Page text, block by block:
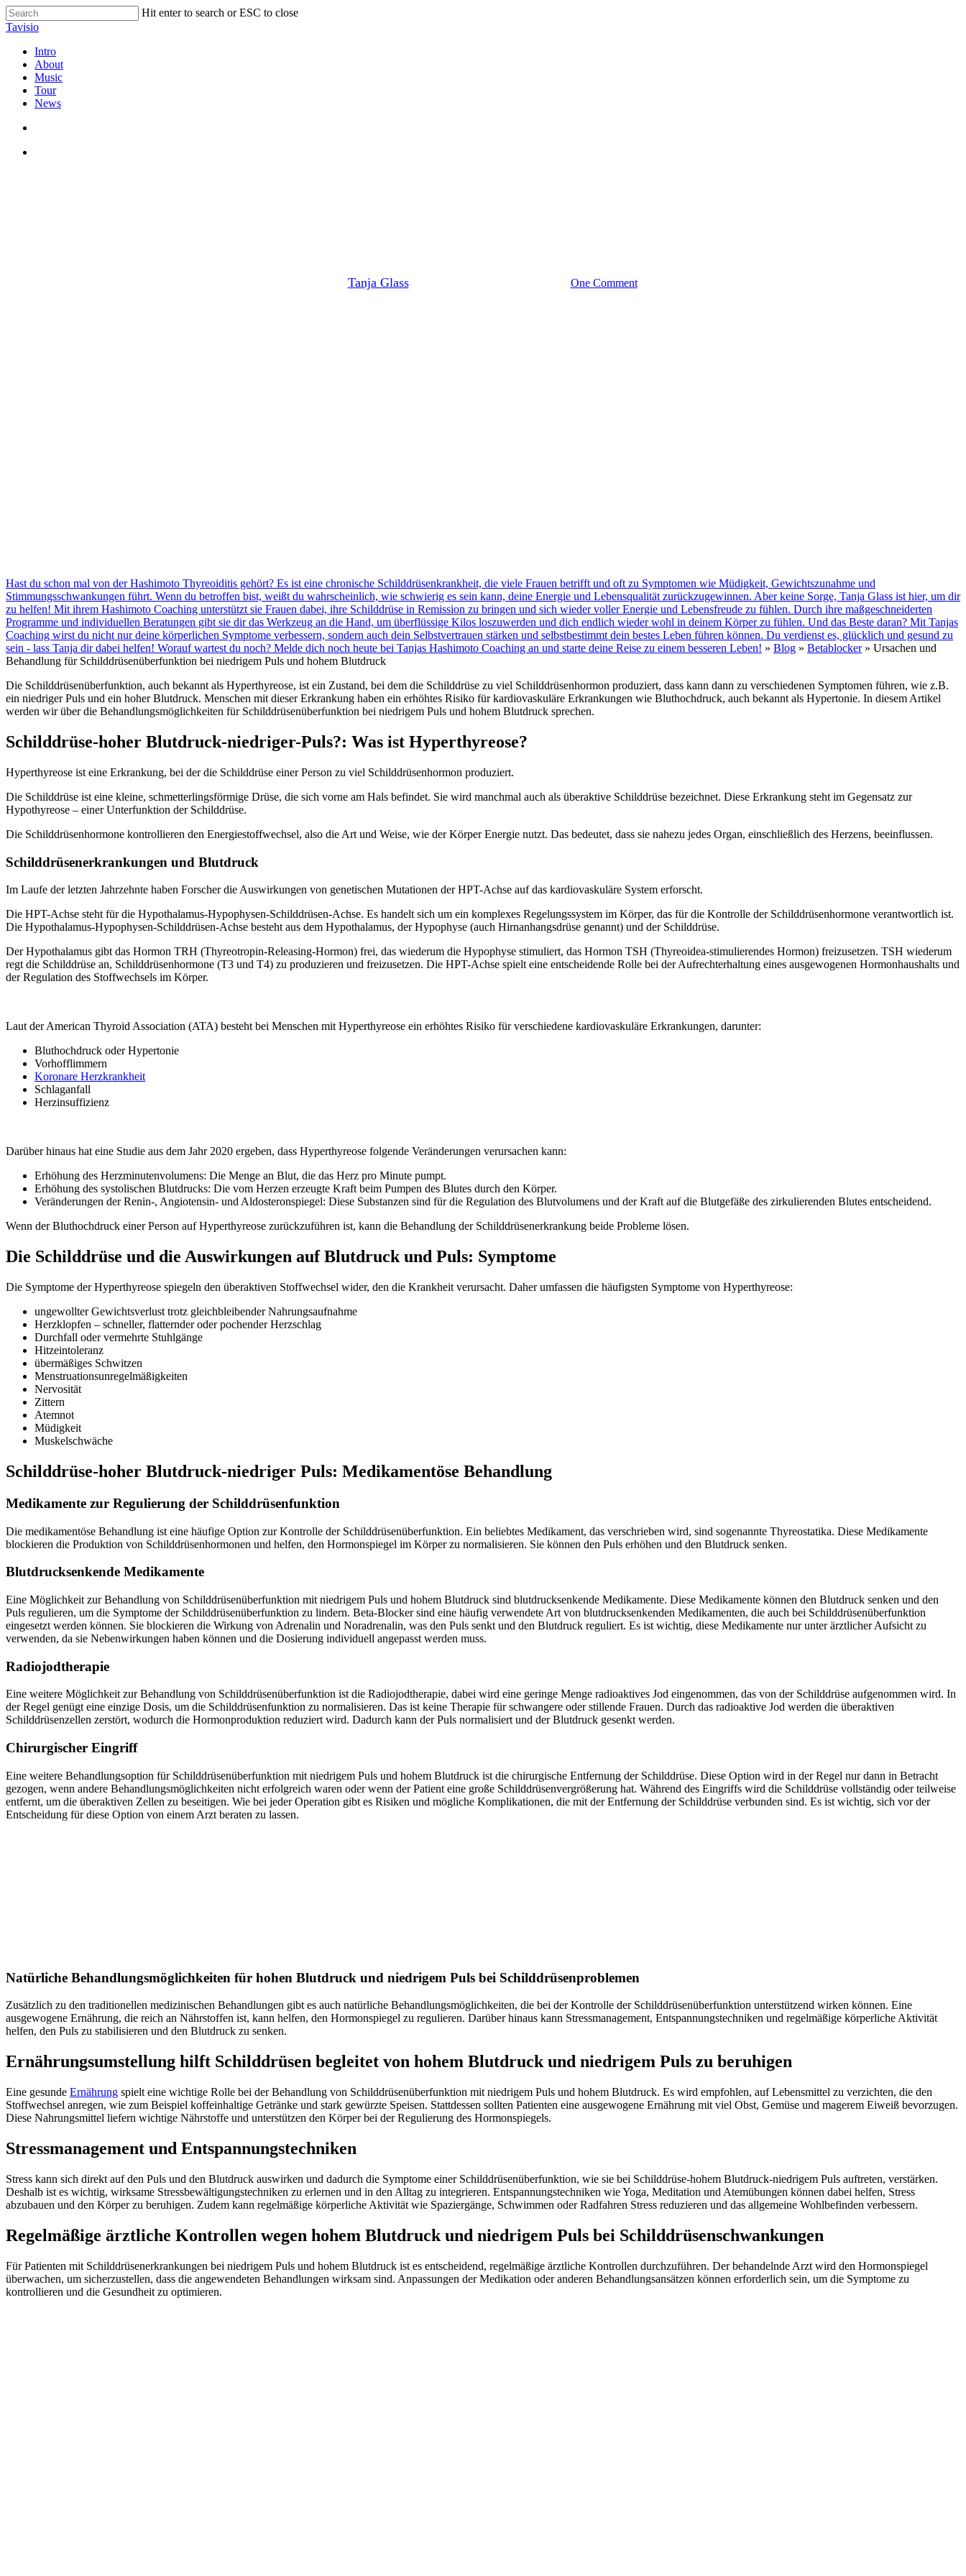
Skip
to
content
Hit enter to search or ESC to close
Close
Tavisio
search
Menu
Intro
About
Music
Tour
News
Tanja Glass26. Juni 2023 One Comment
Hast du schon mal von der Hashimoto Thyreoiditis gehört? Es ist eine chronische Schilddrüsenkrankheit, die viele Frauen betrifft und oft zu Symptomen wie Müdigkeit, Gewichtszunahme und
Stimmungsschwankungen führt. Wenn du betroffen bist, weißt du wahrscheinlich, wie schwierig es sein kann, deine Energie und Lebensqualität zurückzugewinnen. Aber keine Sorge, Tanja Glass ist hier, um dir
zu helfen! Mit ihrem Hashimoto Coaching unterstützt sie Frauen dabei, ihre Schilddrüse in Remission zu bringen und sich wieder voller Energie und Lebensfreude zu fühlen. Durch ihre maßgeschneiderten
Programme und individuellen Beratungen gibt sie dir das Werkzeug an die Hand, um überflüssige Kilos loszuwerden und dich endlich wieder wohl in deinem Körper zu fühlen. Und das Beste daran? Mit Tanjas
Coaching wirst du nicht nur deine körperlichen Symptome verbessern, sondern auch dein Selbstvertrauen stärken und selbstbestimmt dein bestes Leben führen können. Du verdienst es, glücklich und gesund zu
sein - lass Tanja dir dabei helfen! Worauf wartest du noch? Melde dich noch heute bei Tanjas Hashimoto Coaching an und starte deine Reise zu einem besseren Leben! » Blog » Betablocker» Ursachen und
Behandlung für Schilddrüsenüberfunktion bei niedrigem Puls und hohem Blutdruck
Die Schilddrüsenüberfunktion, auch bekannt als Hyperthyreose, ist ein Zustand, bei dem die Schilddrüse zu viel Schilddrüsenhormon produziert, dass kann dann zu verschiedenen Symptomen führen, wie z.B.
ein niedriger Puls und ein hoher Blutdruck. Menschen mit dieser Erkrankung haben ein erhöhtes Risiko für kardiovaskuläre Erkrankungen wie Bluthochdruck, auch bekannt als Hypertonie. In diesem Artikel
werden wir über die Behandlungsmöglichkeiten für Schilddrüsenüberfunktion bei niedrigem Puls und hohem Blutdruck sprechen.
Schilddrüse-hoher Blutdruck-niedriger-Puls?: Was ist Hyperthyreose?
Hyperthyreose ist eine Erkrankung, bei der die Schilddrüse einer Person zu viel Schilddrüsenhormon produziert.
Die Schilddrüse ist eine kleine, schmetterlingsförmige Drüse, die sich vorne am Hals befindet. Sie wird manchmal auch als überaktive Schilddrüse bezeichnet. Diese Erkrankung steht im Gegensatz zur
Hypothyreose – einer Unterfunktion der Schilddrüse.
Die Schilddrüsenhormone kontrollieren den Energiestoffwechsel, also die Art und Weise, wie der Körper Energie nutzt. Das bedeutet, dass sie nahezu jedes Organ, einschließlich des Herzens, beeinflussen.
Schilddrüsenerkrankungen und Blutdruck
Im Laufe der letzten Jahrzehnte haben Forscher die Auswirkungen von genetischen Mutationen der HPT-Achse auf das kardiovaskuläre System erforscht.
Die HPT-Achse steht für die Hypothalamus-Hypophysen-Schilddrüsen-Achse. Es handelt sich um ein komplexes Regelungssystem im Körper, das für die Kontrolle der Schilddrüsenhormone verantwortlich ist.
Die Hypothalamus-Hypophysen-Schilddrüsen-Achse besteht aus dem Hypothalamus, der Hypophyse (auch Hirnanhangsdrüse genannt) und der Schilddrüse.
Der Hypothalamus gibt das Hormon TRH (Thyreotropin-Releasing-Hormon) frei, das wiederum die Hypophyse stimuliert, das Hormon TSH (Thyreoidea-stimulierendes Hormon) freizusetzen. TSH wiederum
regt die Schilddrüse an, Schilddrüsenhormone (T3 und T4) zu produzieren und freizusetzen. Die HPT-Achse spielt eine entscheidende Rolle bei der Aufrechterhaltung eines ausgewogenen Hormonhaushalts und
der Regulation des Stoffwechsels im Körper.
Laut der American Thyroid Association (ATA) besteht bei Menschen mit Hyperthyreose ein erhöhtes Risiko für verschiedene kardiovaskuläre Erkrankungen, darunter:
Bluthochdruck oder Hypertonie
Vorhofflimmern
Koronare Herzkrankheit
Schlaganfall
Herzinsuffizienz
Darüber hinaus hat eine Studie aus dem Jahr 2020 ergeben, dass Hyperthyreose folgende Veränderungen verursachen kann:
Erhöhung des Herzminutenvolumens: Die Menge an Blut, die das Herz pro Minute pumpt.
Erhöhung des systolischen Blutdrucks: Die vom Herzen erzeugte Kraft beim Pumpen des Blutes durch den Körper.
Veränderungen der Renin-, Angiotensin- und Aldosteronspiegel: Diese Substanzen sind für die Regulation des Blutvolumens und der Kraft auf die Blutgefäße des zirkulierenden Blutes entscheidend.
Wenn der Bluthochdruck einer Person auf Hyperthyreose zurückzuführen ist, kann die Behandlung der Schilddrüsenerkrankung beide Probleme lösen.
Die Schilddrüse und die Auswirkungen auf Blutdruck und Puls: Symptome
Die Symptome der Hyperthyreose spiegeln den überaktiven Stoffwechsel wider, den die Krankheit verursacht. Daher umfassen die häufigsten Symptome von Hyperthyreose:
ungewollter Gewichtsverlust trotz gleichbleibender Nahrungsaufnahme
Herzklopfen – schneller, flatternder oder pochender Herzschlag
Durchfall oder vermehrte Stuhlgänge
Hitzeintoleranz
übermäßiges Schwitzen
Menstruationsunregelmäßigkeiten
Nervosität
Zittern
Atemnot
Müdigkeit
Muskel­schwäche
Schilddrüse-hoher Blutdruck-niedriger Puls: Medikamentöse Behandlung
Medikamente zur Regulierung der Schilddrüsenfunktion
Die medikamentöse Behandlung ist eine häufige Option zur Kontrolle der Schilddrüsenüberfunktion. Ein beliebtes Medikament, das verschrieben wird, sind sogenannte Thyreostatika. Diese Medikamente
blockieren die Produktion von Schilddrüsenhormonen und helfen, den Hormonspiegel im Körper zu normalisieren. Sie können den Puls erhöhen und den Blutdruck senken.
Blutdrucksenkende Medikamente
Eine Möglichkeit zur Behandlung von Schilddrüsenüberfunktion mit niedrigem Puls und hohem Blutdruck sind blutdrucksenkende Medikamente. Diese Medikamente können den Blutdruck senken und den
Puls regulieren, um die Symptome der Schilddrüsenüberfunktion zu lindern. Beta-Blocker sind eine häufig verwendete Art von blutdrucksenkenden Medikamenten, die auch bei Schilddrüsenüberfunktion
eingesetzt werden können. Sie blockieren die Wirkung von Adrenalin und Noradrenalin, was den Puls senkt und den Blutdruck reguliert. Es ist wichtig, diese Medikamente nur unter ärztlicher Aufsicht zu
verwenden, da sie Nebenwirkungen haben können und die Dosierung individuell angepasst werden muss.
Radiojodtherapie
Eine weitere Möglichkeit zur Behandlung von Schilddrüsenüberfunktion ist die Radiojodtherapie, dabei wird eine geringe Menge radioaktives Jod eingenommen, das von der Schilddrüse aufgenommen wird. In
der Regel genügt eine einzige Dosis, um die Schilddrüsenfunktion zu normalisieren. Das ist keine Therapie für schwangere oder stillende Frauen. Durch das radioaktive Jod werden die überaktiven
Schilddrüsenzellen zerstört, wodurch die Hormonproduktion reduziert wird. Dadurch kann der Puls normalisiert und der Blutdruck gesenkt werden.
Chirurgischer Eingriff
Eine weitere Behandlungsoption für Schilddrüsenüberfunktion mit niedrigem Puls und hohem Blutdruck ist die chirurgische Entfernung der Schilddrüse. Diese Option wird in der Regel nur dann in Betracht
gezogen, wenn andere Behandlungsmöglichkeiten nicht erfolgreich waren oder wenn der Patient eine große Schilddrüsenvergrößerung hat. Während des Eingriffs wird die Schilddrüse vollständig oder teilweise
entfernt, um die überaktiven Zellen zu beseitigen. Wie bei jeder Operation gibt es Risiken und mögliche Komplikationen, die mit der Entfernung der Schilddrüse verbunden sind. Es ist wichtig, sich vor der
Entscheidung für diese Option von einem Arzt beraten zu lassen.
Natürliche Behandlungsmöglichkeiten für hohen Blutdruck und niedrigem Puls bei Schilddrüsenproblemen
Zusätzlich zu den traditionellen medizinischen Behandlungen gibt es auch natürliche Behandlungsmöglichkeiten, die bei der Kontrolle der Schilddrüsenüberfunktion unterstützend wirken können. Eine
ausgewogene Ernährung, die reich an Nährstoffen ist, kann helfen, den Hormonspiegel zu regulieren. Darüber hinaus kann Stressmanagement, Entspannungstechniken und regelmäßige körperliche Aktivität
helfen, den Puls zu stabilisieren und den Blutdruck zu senken.
Ernährungsumstellung hilft Schilddrüsen begleitet von hohem Blutdruck und niedrigem Puls zu beruhigen
Eine gesunde Ernährung spielt eine wichtige Rolle bei der Behandlung von Schilddrüsenüberfunktion mit niedrigem Puls und hohem Blutdruck. Es wird empfohlen, auf Lebensmittel zu verzichten, die den
Stoffwechsel anregen, wie zum Beispiel koffeinhaltige Getränke und stark gewürzte Speisen. Stattdessen sollten Patienten eine ausgewogene Ernährung mit viel Obst, Gemüse und magerem Eiweiß bevorzugen.
Diese Nahrungsmittel liefern wichtige Nährstoffe und unterstützen den Körper bei der Regulierung des Hormonspiegels.
Stressmanagement und Entspannungstechniken
Stress kann sich direkt auf den Puls und den Blutdruck auswirken und dadurch die Symptome einer Schilddrüsenüberfunktion, wie sie bei Schilddrüse-hohem Blutdruck-niedrigem Puls auftreten, verstärken.
Deshalb ist es wichtig, wirksame Stressbewältigungstechniken zu erlernen und in den Alltag zu integrieren. Entspannungstechniken wie Yoga, Meditation und Atemübungen können dabei helfen, Stress
abzubauen und den Körper zu beruhigen. Zudem kann regelmäßige körperliche Aktivität wie Spaziergänge, Schwimmen oder Radfahren Stress reduzieren und das allgemeine Wohlbefinden verbessern.
Regelmäßige ärztliche Kontrollen wegen hohem Blutdruck und niedrigem Puls bei Schilddrüsenschwankungen
Für Patienten mit Schilddrüsenerkrankungen bei niedrigem Puls und hohem Blutdruck ist es entscheidend, regelmäßige ärztliche Kontrollen durchzuführen. Der behandelnde Arzt wird den Hormonspiegel
überwachen, um sicherzustellen, dass die angewendeten Behandlungen wirksam sind. Anpassungen der Medikation oder anderen Behandlungsansätzen können erforderlich sein, um die Symptome zu
kontrollieren und die Gesundheit zu optimieren.